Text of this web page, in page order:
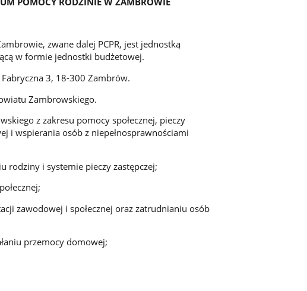
zwane dalej PCPR, jest jednostką
w formie jednostki budżetowej.
3, 18-300 Zambrów.
Zambrowskiego.
z zakresu pomocy społecznej, pieczy
i wspierania osób z niepełnosprawnościami
rodziny i systemie pieczy zastępczej;
zawodowej i społecznej oraz zatrudnianiu osób
przemocy domowej;